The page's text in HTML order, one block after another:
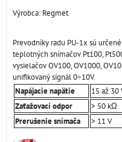
Výrobca: Regmet
Prevodníky radu PU-1x sú
teplotných snímačov Pt100,
vysielačov OV100, OV1000,
unifikovaný signál 0÷10V.
Napájacie napätie
15 až 30
Zaťažovací odpor
> 50 kΩ
Prerušenie snímača
> 11 V